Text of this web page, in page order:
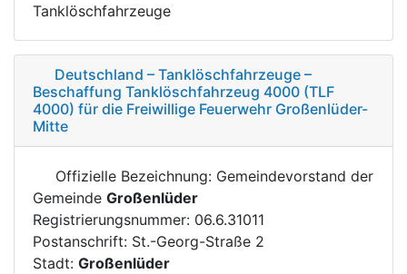
Tanklöschfahrzeuge
Deutschland – Tanklöschfahrzeuge –
Beschaffung Tanklöschfahrzeug 4000 (TLF
4000) für die Freiwillige Feuerwehr Großenlüder-
Mitte
Offizielle Bezeichnung: Gemeindevorstand der
Gemeinde Großenlüder
Registrierungsnummer: 06.6.31011
Postanschrift: St.-Georg-Straße 2
Stadt: Großenlüder